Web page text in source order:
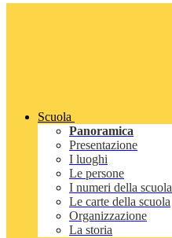
Scuola
Panoramica
Presentazione
I luoghi
Le persone
I numeri della scuola
Le carte della scuola
Organizzazione
La storia